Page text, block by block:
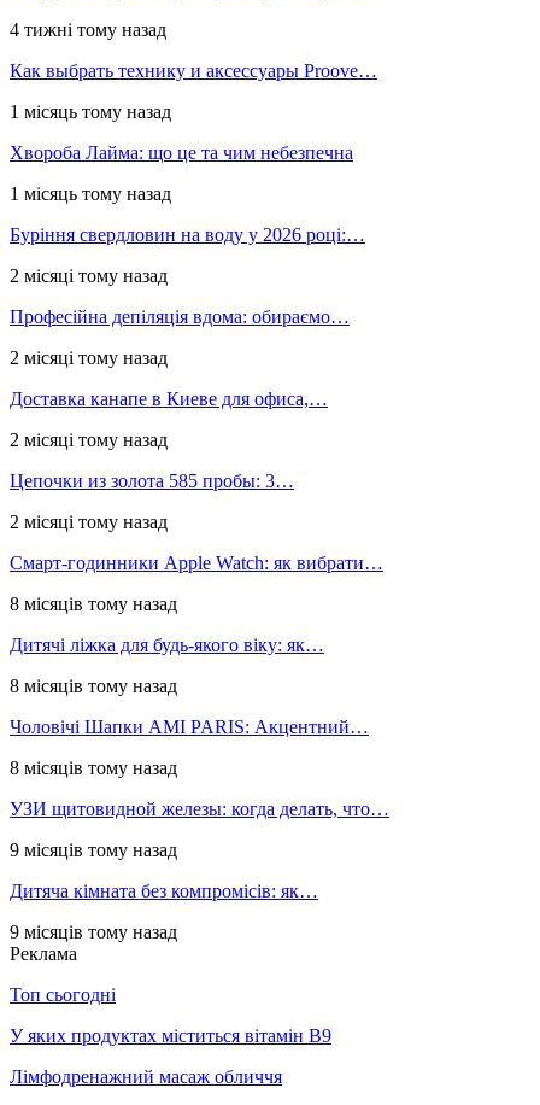
4 тижні тому назад
Как выбрать технику и аксессуары Proove…
1 місяць тому назад
Хвороба Лайма: що це та чим небезпечна
1 місяць тому назад
Буріння свердловин на воду у 2026 році:…
2 місяці тому назад
Професійна депіляція вдома: обираємо…
2 місяці тому назад
Доставка канапе в Киеве для офиса,…
2 місяці тому назад
Цепочки из золота 585 пробы: 3…
2 місяці тому назад
Смарт-годинники Apple Watch: як вибрати…
8 місяців тому назад
Дитячі ліжка для будь-якого віку: як…
8 місяців тому назад
Чоловічі Шапки AMI PARIS: Акцентний…
8 місяців тому назад
УЗИ щитовидной железы: когда делать, что…
9 місяців тому назад
Дитяча кімната без компромісів: як…
9 місяців тому назад
Реклама
Топ сьогодні
У яких продуктах міститься вітамін В9
Лімфодренажний масаж обличчя